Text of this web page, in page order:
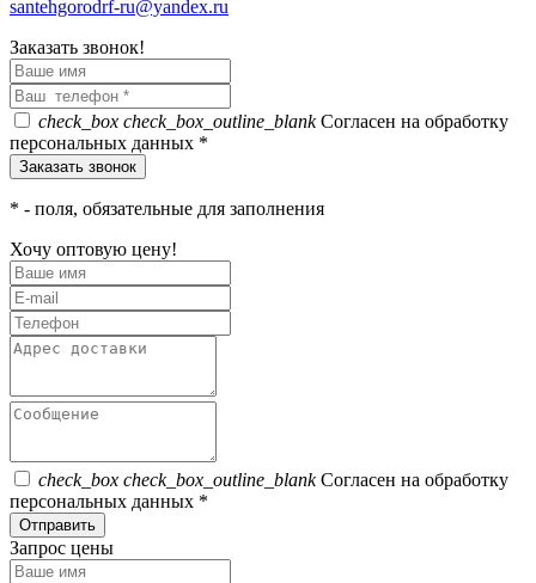
santehgorodrf-ru@yandex.ru
Заказать звонок!
check_box check_box_outline_blankСогласен на обработку
персональных данных *
* - поля, обязательные для заполнения
Хочу оптовую цену!
check_box check_box_outline_blankСогласен на обработку
персональных данных *
Отправить
Запрос цены